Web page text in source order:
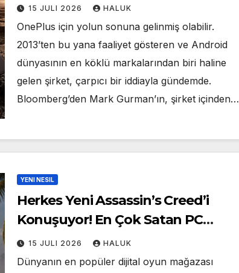
Türkiye’den Çekilecek mi?
15 JULI 2026 HALUK
OnePlus için yolun sonuna gelinmiş olabilir.
2013’ten bu yana faaliyet gösteren ve Android
dünyasının en köklü markalarından biri haline
gelen şirket, çarpıcı bir iddiayla gündemde.
Bloomberg’den Mark Gurman’ın, şirket içinden…
YENI NESIL
Herkes Yeni Assassin’s Creed’i
Konuşuyor! En Çok Satan PC
Oyunları Açıklandı
15 JULI 2026 HALUK
Dünyanın en popüler dijital oyun mağazası